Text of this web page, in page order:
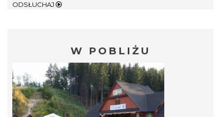
ODSŁUCHAJ
W POBLIŻU